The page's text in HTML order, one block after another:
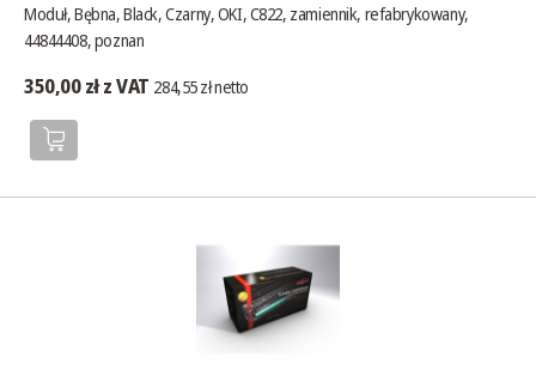
Moduł, Bębna, Black, Czarny, OKI, C822, zamiennik, refabrykowany,
44844408, poznan
350,00 zł z VAT 284,55 zł netto